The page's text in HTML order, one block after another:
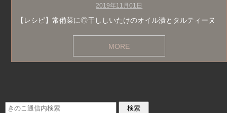
2019年11月01日
【レシピ】常備菜に◎干ししいたけのオイル漬とタルティーヌ
MORE